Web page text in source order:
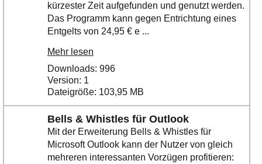
kürzester Zeit aufgefunden und genutzt werden.
Das Programm kann gegen Entrichtung eines
Entgelts von 24,95 € e ...
Mehr lesen
Downloads: 996
Version: 1
Dateigröße: 103,95 MB
Bells & Whistles für Outlook
Mit der Erweiterung Bells & Whistles für
Microsoft Outlook kann der Nutzer von gleich
mehreren interessanten Vorzügen profitieren: